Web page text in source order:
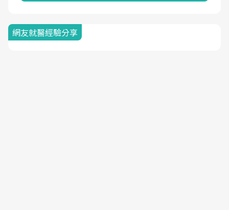
網友就醫經驗分享